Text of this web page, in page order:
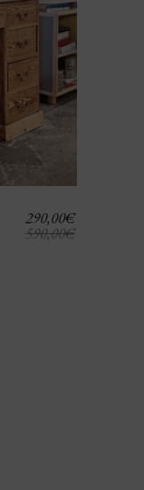
590,00€
El
precio
290,00€El
precio